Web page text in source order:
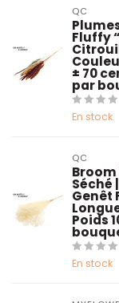
QC
Fluffy
± 70
par
En stock
QC
Séché
Genêt
Poids
En stock